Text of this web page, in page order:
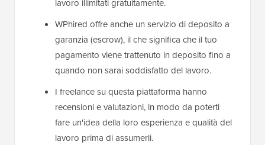
lavoro illimitati gratuitamente.
WPhired offre anche un servizio di deposito a
garanzia (escrow), il che significa che il tuo
pagamento viene trattenuto in deposito fino a
quando non sarai soddisfatto del lavoro.
I freelance su questa piattaforma hanno
recensioni e valutazioni, in modo da poterti
fare un'idea della loro esperienza e qualità del
lavoro prima di assumerli.